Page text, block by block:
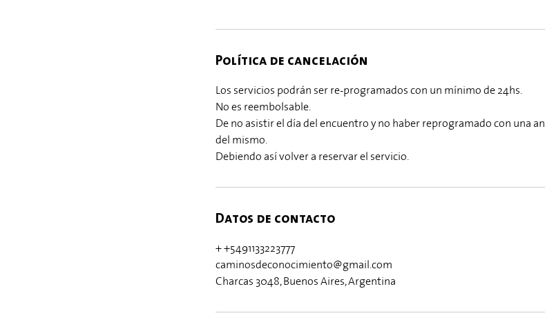
Política de cancelación
Los servicios podrán ser re-programados con un mínimo de 24hs.
No es reembolsable.
De no asistir el día del encuentro y no haber reprogramado con una
del mismo.
Debiendo así volver a reservar el servicio.
Datos de contacto
+ +5491133223777
caminosdeconocimiento@gmail.com
Charcas 3048, Buenos Aires, Argentina